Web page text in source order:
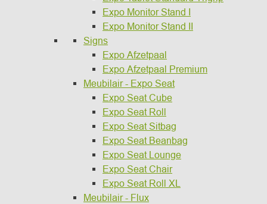
Expo Monitor Stand I
Expo Monitor Stand II
Signs
Expo Afzetpaal
Expo Afzetpaal Premium
Meubilair - Expo Seat
Expo Seat Cube
Expo Seat Roll
Expo Seat Sitbag
Expo Seat Beanbag
Expo Seat Lounge
Expo Seat Chair
Expo Seat Roll XL
Meubilair - Flux